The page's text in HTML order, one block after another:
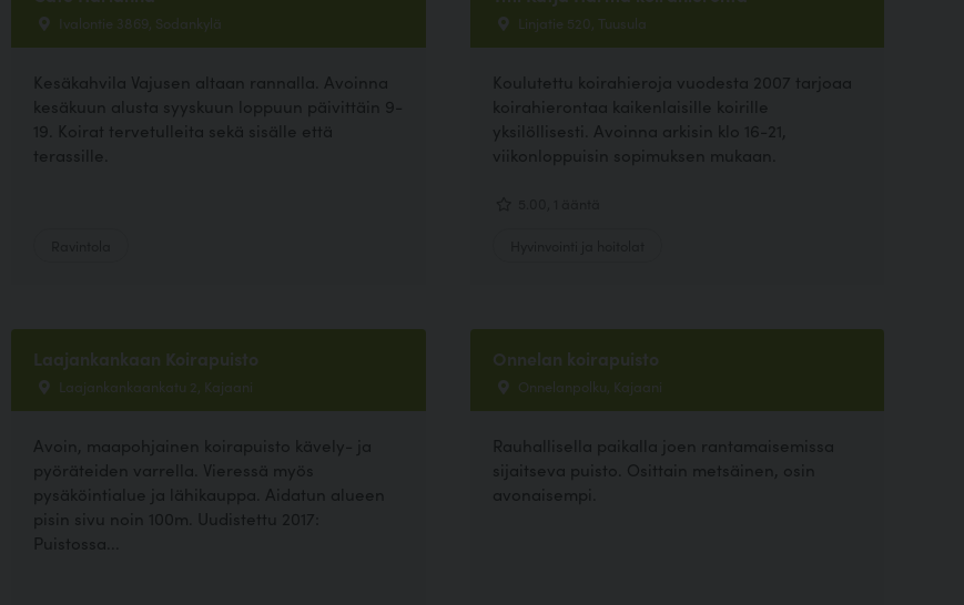
Ivalontie 3869, Sodankylä
Kesäkahvila Vajusen altaan rannalla. Avoinna
kesäkuun alusta syyskuun loppuun päivittäin 9-
19. Koirat tervetulleita sekä sisälle että
terassille.
Linjatie 520, Tuusula
Koulutettu koirahieroja vuodesta 2007 tarjoaa
koirahierontaa kaikenlaisille koirille
yksilöllisesti. Avoinna arkisin klo 16-21,
viikonloppuisin sopimuksen mukaan.
Laajankankaan Koirapuisto
Laajankankaankatu 2, Kajaani
Avoin, maapohjainen koirapuisto kävely- ja
pyöräteiden varrella. Vieressä myös
pysäköintialue ja lähikauppa. Aidatun alueen
pisin sivu noin 100m. Uudistettu 2017:
Puistossa...
Onnelan koirapuisto
Onnelanpolku, Kajaani
Rauhallisella paikalla joen rantamaisemissa
sijaitseva puisto. Osittain metsäinen, osin
avonaisempi.